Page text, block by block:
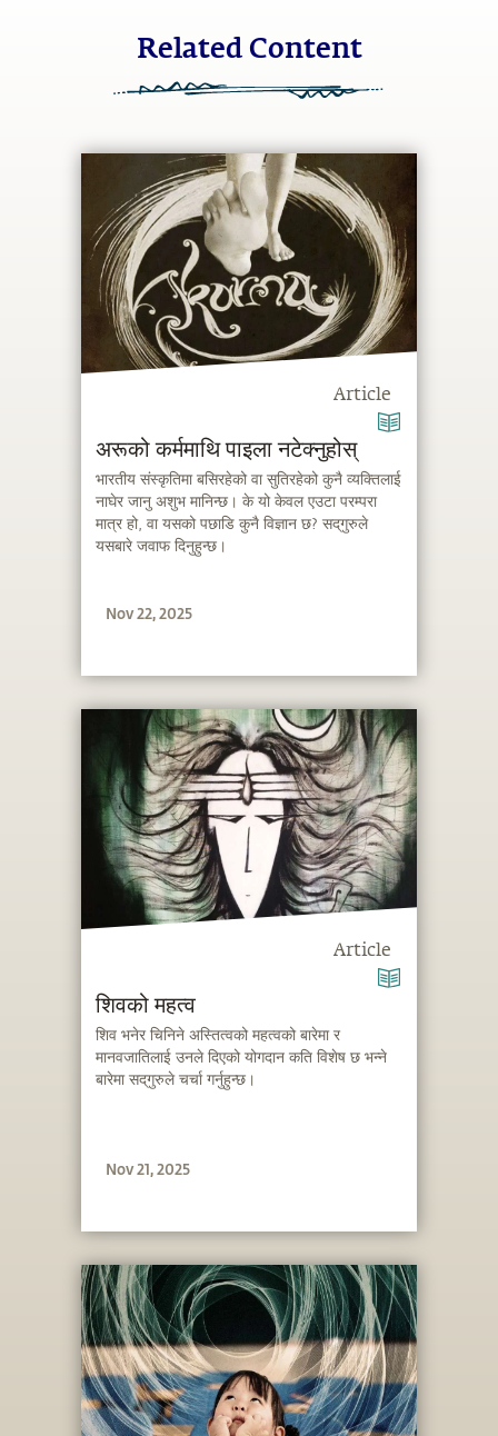
Related Content
Article
अरूको कर्ममाथि पाइला नटेक्नुहोस्
भारतीय संस्कृतिमा बसिरहेको वा सुतिरहेको कुनै व्यक्तिलाई
नाघेर जानु अशुभ मानिन्छ। के यो केवल एउटा परम्परा
मात्र हो, वा यसको पछाडि कुनै विज्ञान छ? सद्‌गुरुले
यसबारे जवाफ दिनुहुन्छ।
Nov 22, 2025
Article
शिवको महत्व
शिव भनेर चिनिने अस्तित्वको महत्वको बारेमा र
मानवजातिलाई उनले दिएको योगदान कति विशेष छ भन्ने
बारेमा सद्‌गुरुले चर्चा गर्नुहुन्छ।
Nov 21, 2025